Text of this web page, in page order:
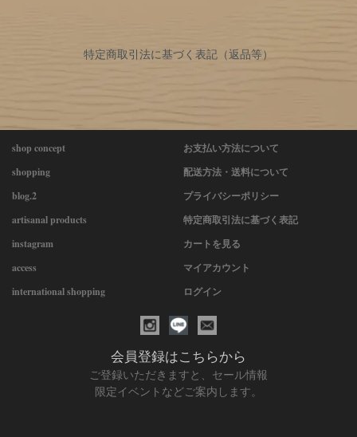
特定商取引法に基づく表記（返品等）
shop concept
shopping
blog.2
artisanal products
instagram
access
international shopping
お支払い方法について
配送方法・送料について
プライバシーポリシー
特定商取引法に基づく表記
カートを見る
マイアカウント
ログイン
会員登録はこちらから
ご登録いただきますと、セール情報
限定イベントなどご案内します。